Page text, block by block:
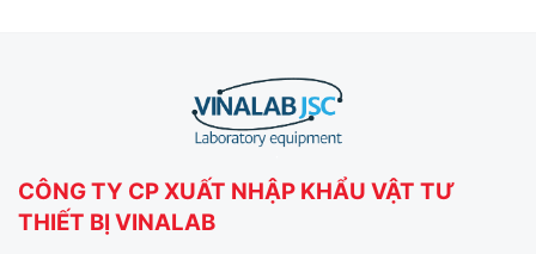
CÔNG TY CP XUẤT NHẬP KHẨU VẬT TƯ
THIẾT BỊ VINALAB